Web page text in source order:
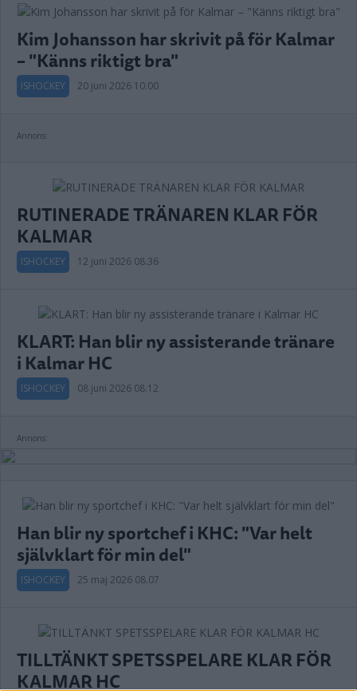
Kim Johansson har skrivit på för Kalmar
– "Känns riktigt bra"
ISHOCKEY 20 juni 2026 10.00
Annons:
RUTINERADE TRÄNAREN KLAR FÖR
KALMAR
ISHOCKEY 12 juni 2026 08.36
KLART: Han blir ny assisterande tränare
i Kalmar HC
ISHOCKEY 08 juni 2026 08.12
Annons:
Han blir ny sportchef i KHC: "Var helt
självklart för min del"
ISHOCKEY 25 maj 2026 08.07
TILLTÄNKT SPETSSPELARE KLAR FÖR
KALMAR HC